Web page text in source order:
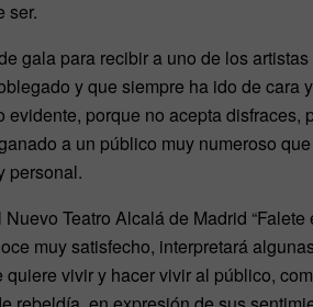
ser.
gala para recibir a uno de los
y que siempre ha ido de cara
porque no acepta disfraces,
a un público muy numeroso
personal.
Teatro Alcalá de Madrid “Falete
muy satisfecho, interpretará
vivir y hacer vivir al público,